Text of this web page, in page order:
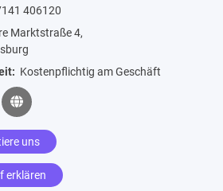
406120
Marktstraße 4,
Kostenpflichtig am Geschäft
uns
erklären